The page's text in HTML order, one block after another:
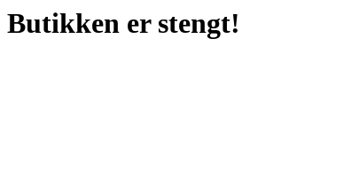
Butikken er stengt!